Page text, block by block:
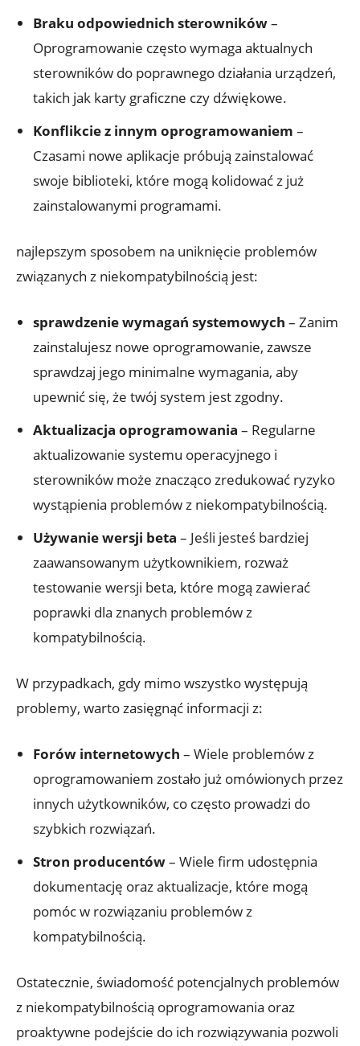
Braku odpowiednich sterowników–
Oprogramowanie często wymaga aktualnych
sterowników do poprawnego działania urządzeń,
takich jak karty graficzne czy dźwiękowe.
Konflikcie z innym oprogramowaniem –
Czasami nowe aplikacje próbują zainstalować
swoje biblioteki, które mogą kolidować z już
zainstalowanymi programami.
najlepszym sposobem na uniknięcie problemów
związanych z niekompatybilnością jest:
sprawdzenie wymagań systemowych – Zanim
zainstalujesz nowe oprogramowanie, zawsze
sprawdzaj jego minimalne wymagania, aby
upewnić się, że twój system jest zgodny.
Aktualizacja oprogramowania – Regularne
aktualizowanie systemu operacyjnego i
sterowników może znacząco zredukować ryzyko
wystąpienia problemów z niekompatybilnością.
Używanie wersji beta – Jeśli jesteś bardziej
zaawansowanym użytkownikiem, rozważ
testowanie wersji beta, które mogą zawierać
poprawki dla znanych problemów z
kompatybilnością.
W przypadkach, gdy mimo wszystko występują
problemy, warto zasięgnąć informacji z:
Forów internetowych – Wiele problemów z
oprogramowaniem zostało już omówionych przez
innych użytkowników, co często prowadzi do
szybkich rozwiązań.
Stron producentów– Wiele firm udostępnia
dokumentację oraz aktualizacje, które mogą
pomóc w rozwiązaniu problemów z
kompatybilnością.
Ostatecznie, świadomość potencjalnych problemów
z niekompatybilnością oprogramowania oraz
proaktywne podejście do ich rozwiązywania pozwoli